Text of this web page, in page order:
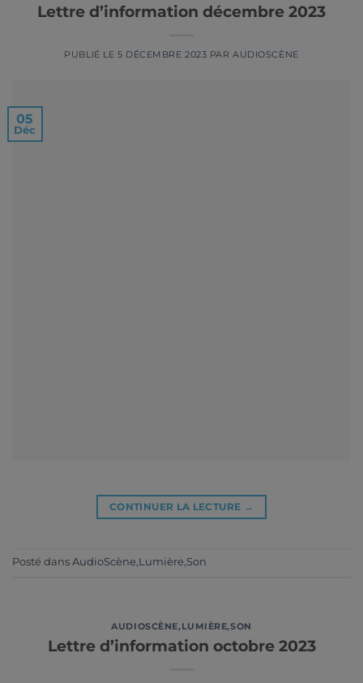
Lettre d’information décembre 2023
PUBLIÉ LE 5 DÉCEMBRE 2023 PARAUDIOSCÈNE
05
Déc
CONTINUER LA LECTURE →
Posté dans AudioScène,Lumière,Son
AUDIOSCÈNE,LUMIÈRE,SON
Lettre d’information octobre 2023